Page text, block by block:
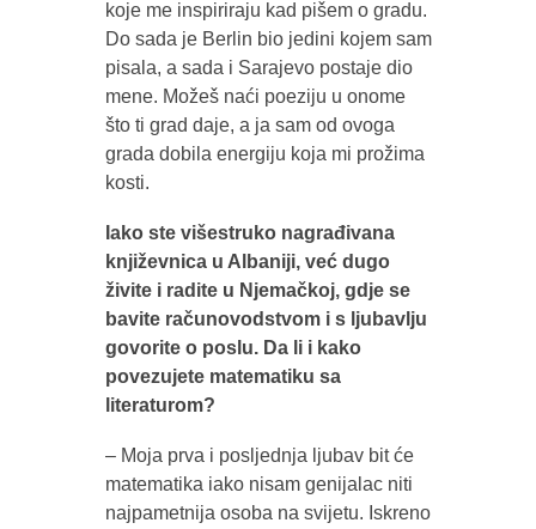
koje me inspiriraju kad pišem o gradu.
Do sada je Berlin bio jedini kojem sam
pisala, a sada i Sarajevo postaje dio
mene. Možeš naći poeziju u onome
što ti grad daje, a ja sam od ovoga
grada dobila energiju koja mi prožima
kosti.
Iako ste višestruko nagrađivana
književnica u Albaniji, već dugo
živite i radite u Njemačkoj, gdje se
bavite računovodstvom i s ljubavlju
govorite o poslu. Da li i kako
povezujete matematiku sa
literaturom?
– Moja prva i posljednja ljubav bit će
matematika iako nisam genijalac niti
najpametnija osoba na svijetu. Iskreno